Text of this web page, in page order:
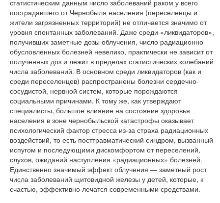
статистическим данным число заболеваний раком у всего
пострадавшего от Чернобыля населения (переселенцы и
жители загрязненных территорий) не отличается значимо от
уровня спонтанных заболеваний. Даже среди «ликвидаторов»,
получивших заметные дозы облучения, число радиационно
обусловленных болезней невелико, практически не зависит от
полученных доз и лежит в пределах статистических колебаний
числа заболеваний. В основном среди ликвидаторов (как и
среди переселенцев) распространены болезни сердечно-
сосудистой, нервной систем, которые порождаются
социальными причинами. К тому же, как утверждают
специалисты, большое влияние на состояние здоровья
населения в зоне чернобыльской катастрофы оказывает
психологический фактор стресса из-за страха радиационных
воздействий, то есть посттравматический синдром, вызванный
испугом и последующими дискомфортом от переселений,
слухов, ожиданий наступления «радиационных» болезней.
Единственно значимый эффект облучения — заметный рост
числа заболеваний щитовидной железы у детей, которые, к
счастью, эффективно лечатся современными средствами.